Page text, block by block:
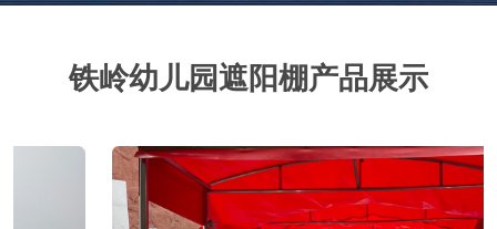
铁岭幼儿园遮阳棚产品展示